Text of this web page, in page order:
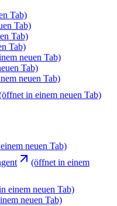
Tab)
Tab)
Tab)
Tab)
neuen Tab)
Tab)
neuen Tab)
in einem neuen Tab)
neuen Tab)
(öffnet in einem
einem neuen Tab)
neuen Tab)